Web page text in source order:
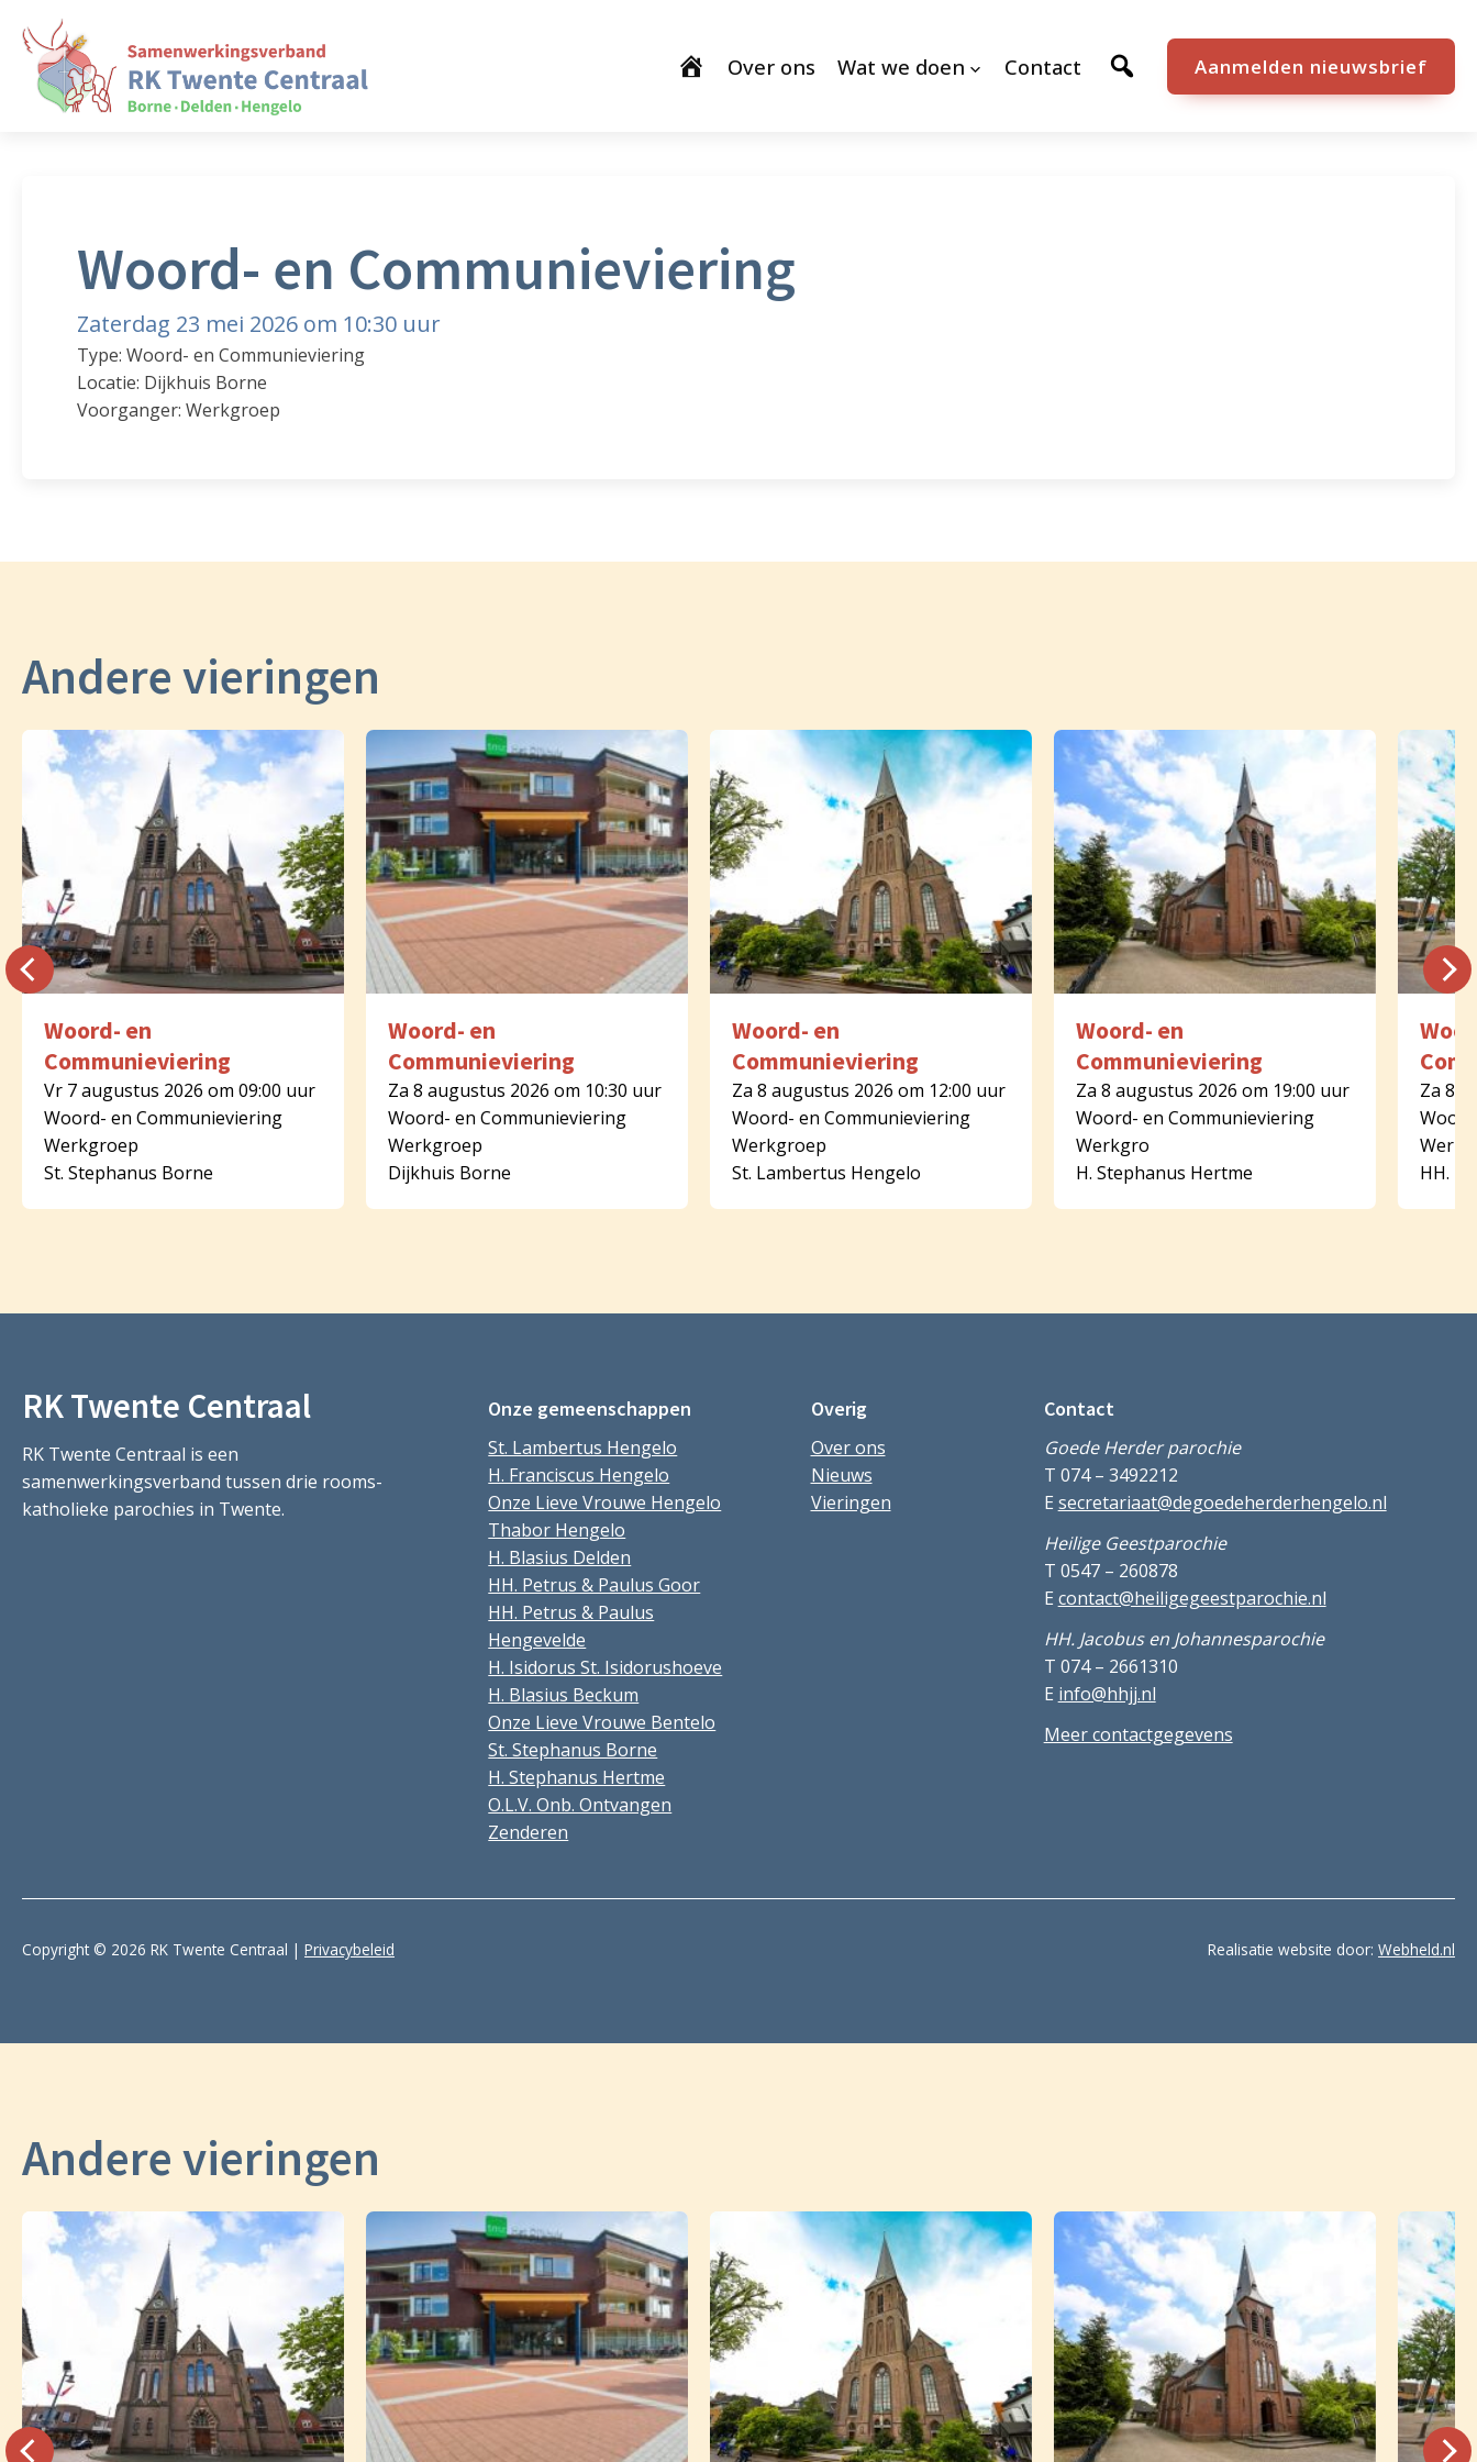
Over ons Wat we doen Contact Aanmelden nieuwsbrief
Woord- en Communieviering
Zaterdag 23 mei 2026 om 10:30 uur
Type: Woord- en Communieviering
Locatie: Dijkhuis Borne
Voorganger: Werkgroep
Andere vieringen
Woord- en
Communieviering
Vr 7 augustus 2026 om 09:00 uur
Woord- en Communieviering
Werkgroep
St. Stephanus Borne
Woord- en
Communieviering
Za 8 augustus 2026 om 10:30 uur
Woord- en Communieviering
Werkgroep
Dijkhuis Borne
Woord- en
Communieviering
Za 8 augustus 2026 om 12:00 uur
Woord- en Communieviering
Werkgroep
St. Lambertus Hengelo
Woord- en
Communieviering
Za 8 augustus 2026 om 19:00 uur
Woord- en Communieviering
Werkgro
H. Stephanus Hertme
Za 8
HH.
RK Twente Centraal
RK Twente Centraal is een
samenwerkingsverband tussen drie rooms-
katholieke parochies in Twente.
Onze gemeenschappen
St. Lambertus Hengelo
H. Franciscus Hengelo
Onze Lieve Vrouwe Hengelo
Thabor Hengelo
H. Blasius Delden
HH. Petrus & Paulus Goor
HH. Petrus & Paulus
Hengevelde
H. Isidorus St. Isidorushoeve
H. Blasius Beckum
Onze Lieve Vrouwe Bentelo
St. Stephanus Borne
H. Stephanus Hertme
O.L.V. Onb. Ontvangen
Zenderen
Overig
Over ons
Nieuws
Vieringen
Contact
Goede Herder parochie
T 074 – 3492212
E secretariaat@degoedeherderhengelo.nl
Heilige Geestparochie
T 0547 – 260878
E contact@heiligegeestparochie.nl
HH. Jacobus en Johannesparochie
T 074 – 2661310
E info@hhjj.nl
Meer contactgegevens
Copyright © 2026 RK Twente Centraal | Privacybeleid Realisatie website door: Webheld.nl
Andere vieringen